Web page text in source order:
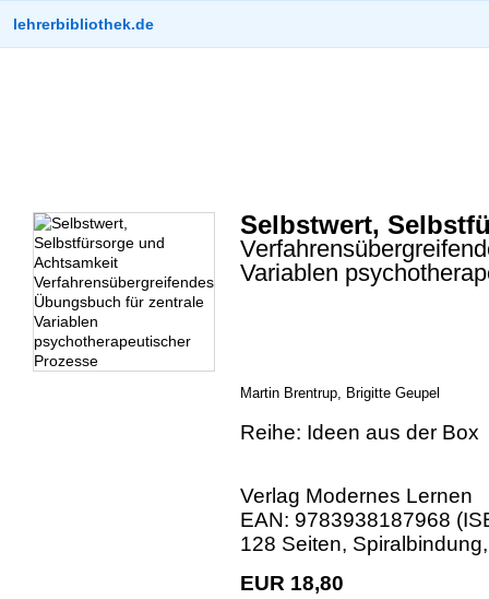
lehrerbibliothek.de
Selbstwert,
Variablen
Martin Brentrup, Brigitte Geupel
Reihe: Ideen aus der Box
Verlag Modernes Lernen
EAN: 9783938187968
128 Seiten,
EUR 18,80